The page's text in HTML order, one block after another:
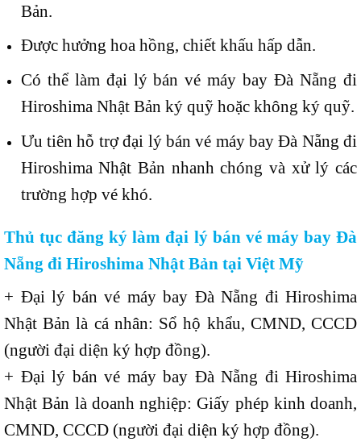
Bản.
Được hưởng hoa hồng, chiết khấu hấp dẫn.
Có thể làm đại lý bán vé máy bay Đà Nẵng đi
Hiroshima Nhật Bản ký quỹ hoặc không ký quỹ.
Ưu tiên hỗ trợ đại lý bán vé máy bay Đà Nẵng đi
Hiroshima Nhật Bản nhanh chóng và xử lý các
trường hợp vé khó.
Thủ tục đăng ký làm đại lý bán vé máy bay Đà
Nẵng đi Hiroshima Nhật Bản tại Việt Mỹ
+ Đại lý bán vé máy bay Đà Nẵng đi Hiroshima
Nhật Bản là cá nhân: Sổ hộ khẩu, CMND, CCCD
(người đại diện ký hợp đồng).
+ Đại lý bán vé máy bay Đà Nẵng đi Hiroshima
Nhật Bản là doanh nghiệp: Giấy phép kinh doanh,
CMND, CCCD (người đại diện ký hợp đồng).